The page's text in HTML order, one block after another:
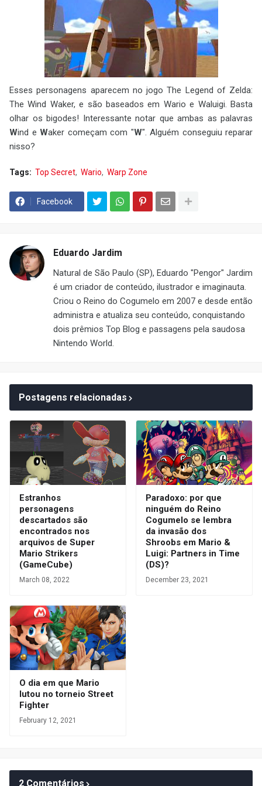
Esses personagens aparecem no jogo The Legend of Zelda:
The Wind Waker, e são baseados em Wario e Waluigi. Basta
olhar os bigodes! Interessante notar que ambas as palavras
Wind e Waker começam com "W". Alguém conseguiu reparar
nisso?
Tags: Top Secret Wario Warp Zone
Facebook
Eduardo Jardim
Natural de São Paulo (SP), Eduardo "Pengor" Jardim
é um criador de conteúdo, ilustrador e imaginauta.
Criou o Reino do Cogumelo em 2007 e desde então
administra e atualiza seu conteúdo, conquistando
dois prêmios Top Blog e passagens pela saudosa
Nintendo World.
Postagens relacionadas
Estranhos
personagens
descartados são
encontrados nos
arquivos de Super
Mario Strikers
(GameCube)
March 08, 2022
Paradoxo: por que
ninguém do Reino
Cogumelo se lembra
da invasão dos
Shroobs em Mario &
Luigi: Partners in Time
(DS)?
December 23, 2021
O dia em que Mario
lutou no torneio Street
Fighter
February 12, 2021
2 Comentários